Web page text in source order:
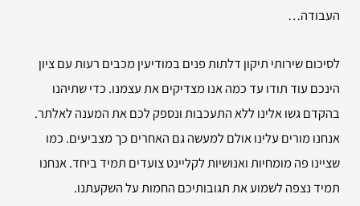
העבודה…
לסיכום שירותי תיקון דלתות פנים במודיעין מכבים רעות עם ציון
הינכם עוד תודו עד כמה אנו מצדיקים את עצמנו. כדי שתיהנו
בהקדם גשו אלינו ללא התעכבות ונספק לכם את המענה לאלתר.
אנחנו מורים עלינו אולם למעשה גם האחרים כך מצביעים. כמו
שציינו פה מומחיות ואנושיות לקליינט צועדים תמיד ביחד. אנחנו
תמיד נצפה לשמוע את תגובותיכם החמות על השקעתנו.